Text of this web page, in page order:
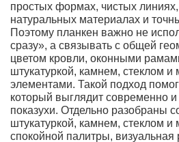
простых формах, чистых
натуральных материалах и
Поэтому планкен важно не
сразу», а связывать с общей
цветом кровли, оконными
штукатуркой, камнем, стеклом и
элементами. Такой подход
который выглядит современно
показухи. Отдельно разобраны
штукатуркой, камнем, стеклом
спокойной палитры,